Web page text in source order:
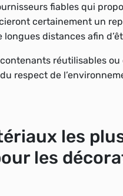
fiables qui
certainement un
distances afin
réutilisables
respect de
les
les